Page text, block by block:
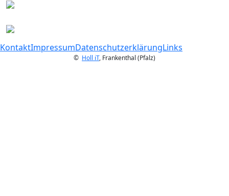
KontaktImpressumDatenschutzerklärungLinks
© Holl iT, Frankenthal (Pfalz)